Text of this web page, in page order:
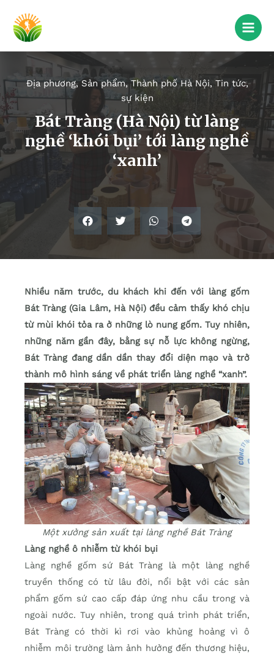
Địa phương,Sản phẩm,Thành phố Hà Nội, Tin tức,
sự kiện
Bát Tràng (Hà Nội) từ làng
nghề ‘khói bụi’ tới làng nghề
‘xanh’
Nhiều năm trước, du khách khi đến với làng gốm
Bát Tràng (Gia Lâm, Hà Nội) đều cảm thấy khó chịu
từ mùi khói tỏa ra ở những lò nung gốm. Tuy nhiên,
những năm gần đây, bằng sự nỗ lực không ngừng,
Bát Tràng đang dần dần thay đổi diện mạo và trở
thành mô hình sáng về phát triển làng nghề “xanh”.
Một xưởng sản xuất tại làng nghề Bát Tràng
Làng nghề ô nhiễm từ khói bụi
Làng nghề gốm sứ Bát Tràng là một làng nghề
truyền thống có từ lâu đời, nổi bật với các sản
phẩm gốm sứ cao cấp đáp ứng nhu cầu trong và
ngoài nước. Tuy nhiên, trong quá trình phát triển,
Bát Tràng có thời kì rơi vào khủng hoảng vì ô
nhiễm môi trường làm ảnh hưởng đến thương hiệu,